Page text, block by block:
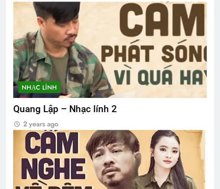
NHẠC LÍNH
Quang Lập – Nhạc lính 2
2 years ago